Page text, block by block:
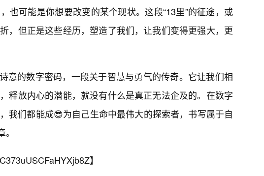
也可能是你想要改变的某个现状。这段“13里”的征途，或
，但正是这些经历，塑造了我们，让我们变得更强大，更
意的数字密码，一段关于智慧与勇气的传奇。它让我们相
释放内心的潜能，就没有什么是真正无法企及的。在数字
我们都能成😎为自己生命中最伟大的探索者，书写属于自
】